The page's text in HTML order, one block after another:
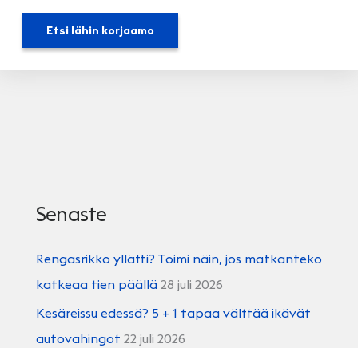
Etsi lähin korjaamo
Senaste
Rengasrikko yllätti? Toimi näin, jos matkanteko
katkeaa tien päällä 28 juli 2026
Kesäreissu edessä? 5 + 1 tapaa välttää ikävät
autovahingot 22 juli 2026